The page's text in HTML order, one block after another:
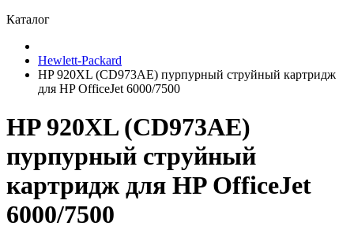
Каталог
Hewlett-Packard
HP 920XL (CD973AE) пурпурный струйный картридж
для HP OfficeJet 6000/7500
HP 920XL (CD973AE)
пурпурный струйный
картридж для HP OfficeJet
6000/7500